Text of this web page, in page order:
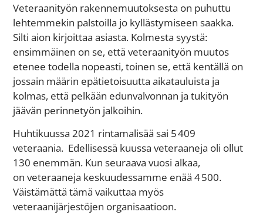
Veteraanityön rakennemuutoksesta on puhuttu
lehtemmekin palstoilla jo kyllästymiseen saakka.
Silti aion kirjoittaa asiasta. Kolmesta syystä:
ensimmäinen on se, että veteraanityön muutos
etenee todella nopeasti, toinen se, että kentällä on
jossain määrin epätietoisuutta aikatauluista ja
kolmas, että pelkään edunvalvonnan ja tukityön
jäävän perinnetyön jalkoihin.
Huhtikuussa 2021 rintamalisää sai 5 409
veteraania. Edellisessä kuussa veteraaneja oli ollut
130 enemmän. Kun seuraava vuosi alkaa,
on veteraaneja keskuudessamme enää 4 500.
Väistämättä tämä vaikuttaa myös
veteraanijärjestöjen organisaatioon.